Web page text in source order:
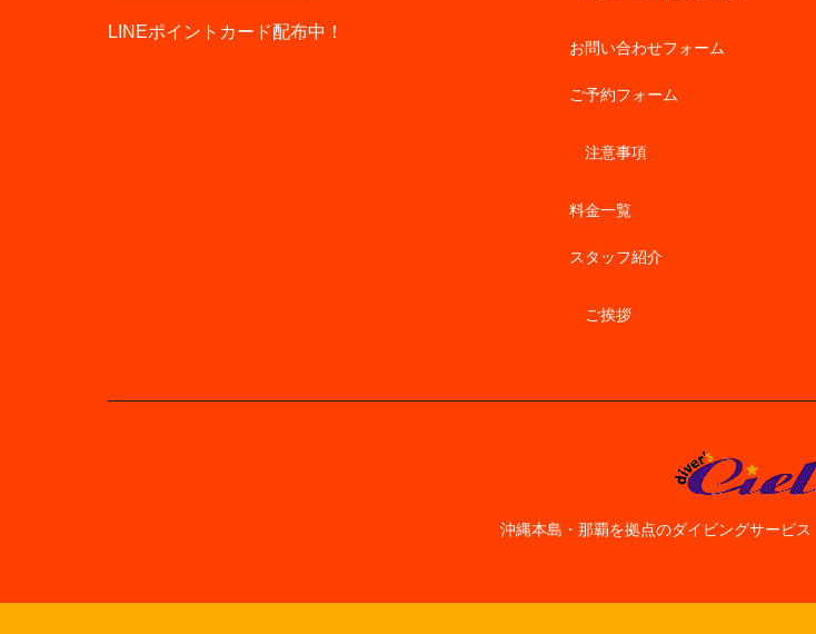
LINEポイントカード配布中！
お問い合わせフォーム
ご予約フォーム
注意事項
料金一覧
スタッフ紹介
ご挨拶
沖縄本島・那覇を拠点のダイビングサービ